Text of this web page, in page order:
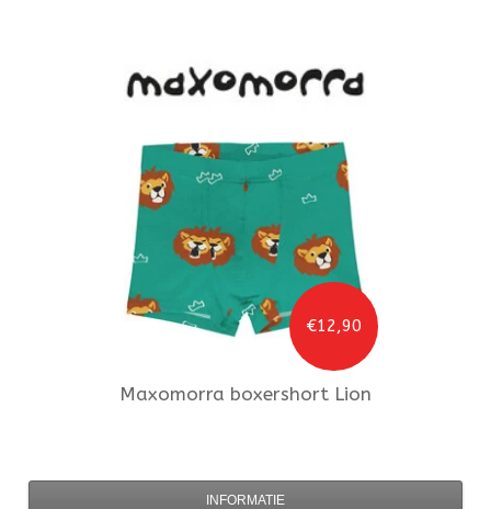
€12,90
Maxomorra boxershort Lion
INFORMATIE